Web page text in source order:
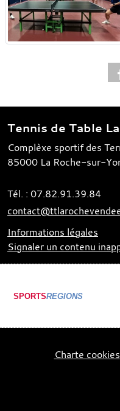
Tennis de Table
Complèxe sportif des
85000 La Roche-sur-
Tél. : 07.82.91.39.84
Informations légales
Signaler un contenu
SPORTSREGIONS
Charte cookies